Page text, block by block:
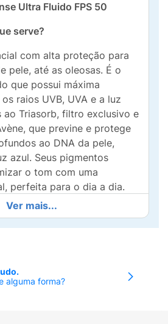
Ultra Fluido FPS 50
serve?
com alta proteção para
pele, até as oleosas. É o
que possui máxima
raios UVB, UVA e a luz
ao Triasorb, filtro exclusivo e
que previne e protege
ao DNA da pele,
azul. Seus pigmentos
o tom com uma
perfeita para o dia a dia.
do Protetor Solar Facial
Perfect Tri-Defense Ultra
leve como água;
na pele e sem textura
Ver mais...
alguma forma?